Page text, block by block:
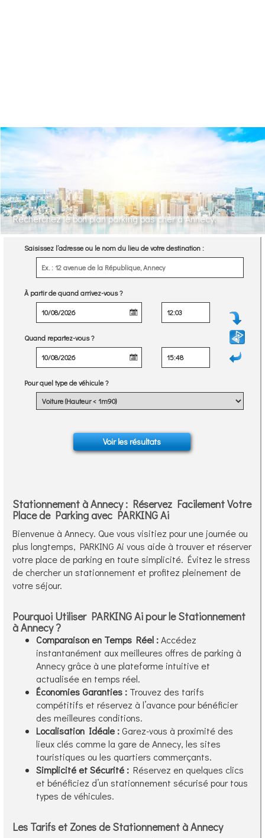
Recherchez le bon plan parking pas cher à Annecy.
Saisissez l’adresse ou le nom du lieu de votre destination :
À partir de quand arrivez-vous ?
Quand repartez-vous ?
Pour quel type de véhicule ?
Stationnement à Annecy : Réservez Facilement Votre
Place de Parking avec PARKING Ai
Bienvenue à Annecy. Que vous visitiez pour une journée ou
plus longtemps, PARKING Ai vous aide à trouver et réserver
votre place de parking en toute simplicité. Évitez le stress
de chercher un stationnement et profitez pleinement de
votre séjour.
Pourquoi Utiliser PARKING Ai pour le Stationnement
à Annecy ?
Comparaison en Temps Réel :Accédez
instantanément aux meilleures offres de parking à
Annecy grâce à une plateforme intuitive et
actualisée en temps réel.
Économies Garanties : Trouvez des tarifs
compétitifs et réservez à l’avance pour bénéficier
des meilleures conditions.
Localisation Idéale :Garez-vous à proximité des
lieux clés comme la gare de Annecy, les sites
touristiques ou les quartiers commerçants.
Simplicité et Sécurité : Réservez en quelques clics
et bénéficiez d’un stationnement sécurisé pour tous
types de véhicules.
Les Tarifs et Zones de Stationnement à Annecy